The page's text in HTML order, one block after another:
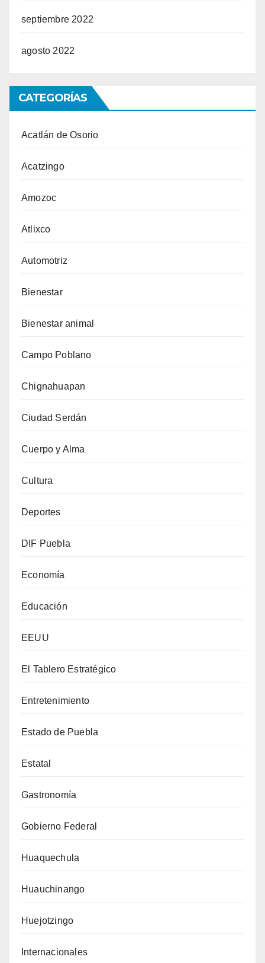
septiembre 2022
agosto 2022
CATEGORÍAS
Acatlán de Osorio
Acatzingo
Amozoc
Atlixco
Automotriz
Bienestar
Bienestar animal
Campo Poblano
Chignahuapan
Ciudad Serdán
Cuerpo y Alma
Cultura
Deportes
DIF Puebla
Economía
Educación
EEUU
El Tablero Estratégico
Entretenimiento
Estado de Puebla
Estatal
Gastronomía
Gobierno Federal
Huaquechula
Huauchinango
Huejotzingo
Internacionales